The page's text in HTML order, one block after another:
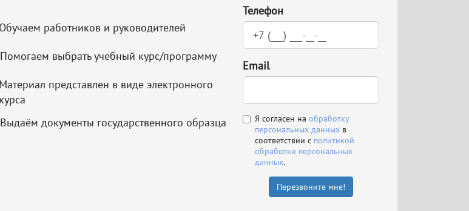
Обучаем работников и руководителей
Помогаем выбрать учебный курс/программу
Материал представлен в виде электронного
курса
Выдаём документы государственного образца
Телефон
Email
Я согласен на обработку
персональных данных в
соответствии с политикой
обработки персональных
данных.
Перезвоните мне!